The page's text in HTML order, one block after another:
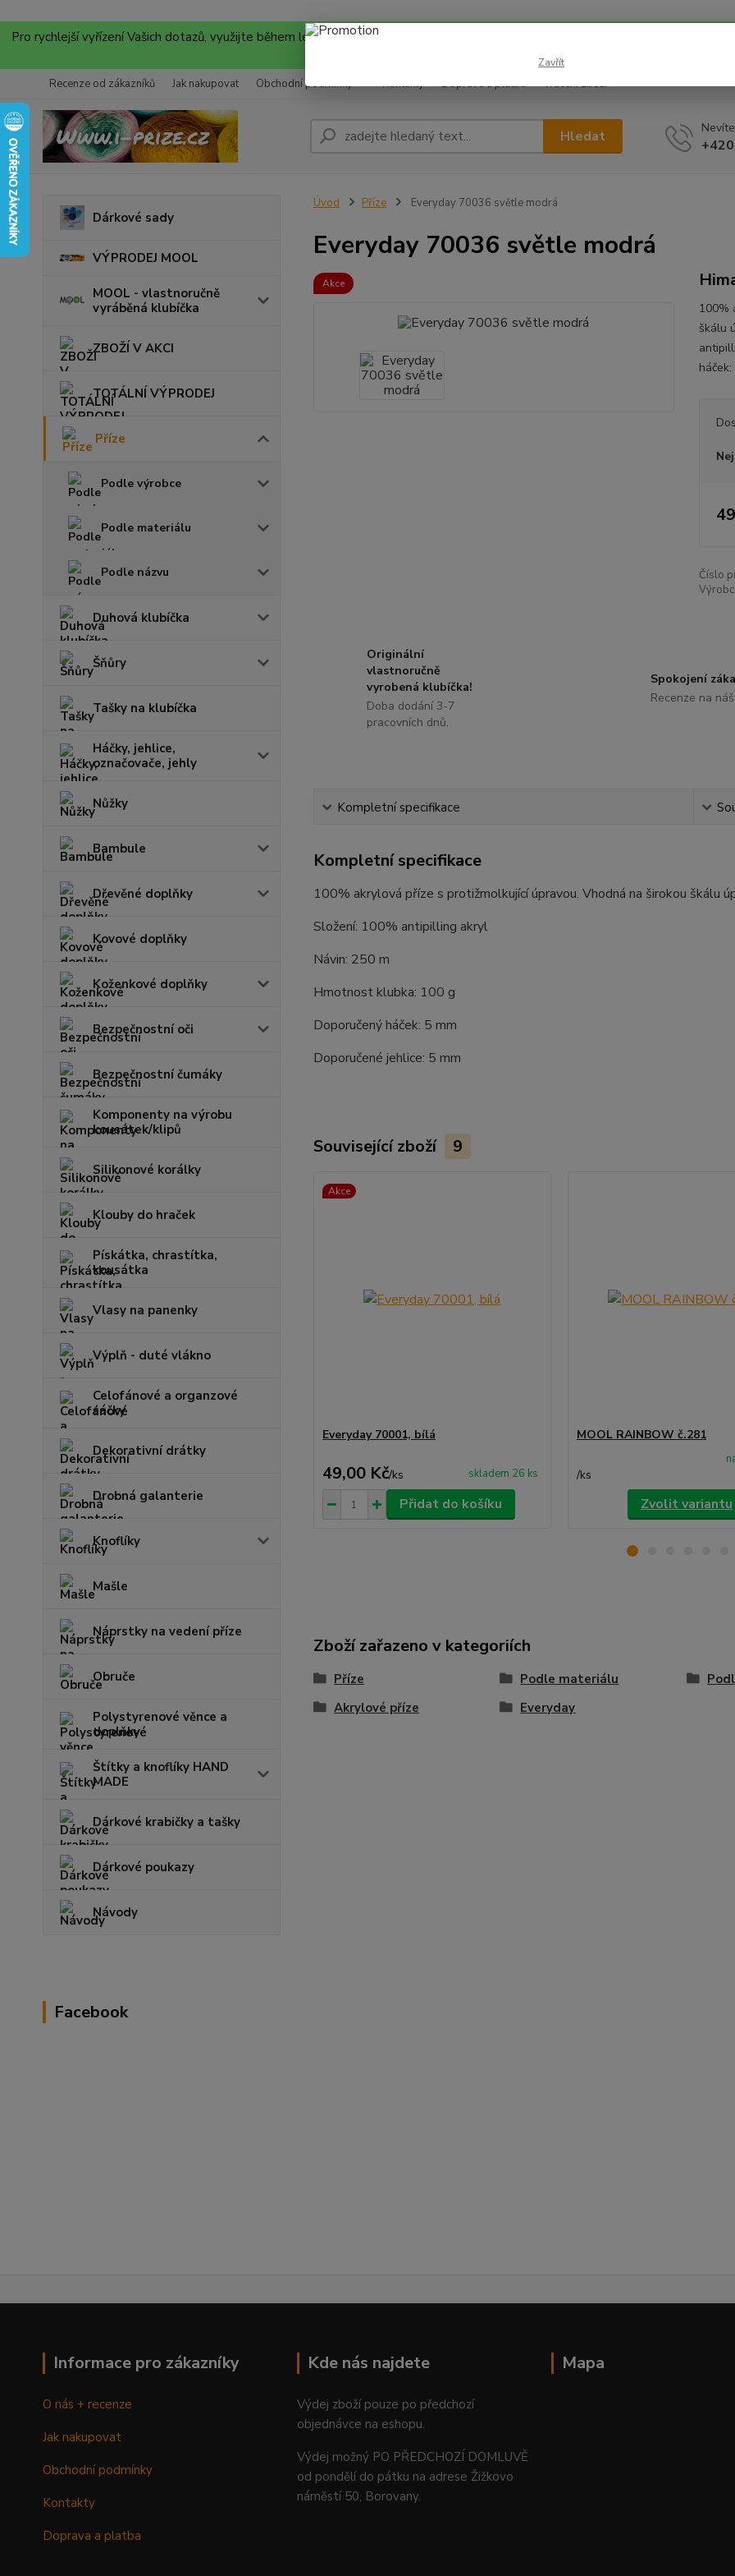
Pro rychlejší vyřízení Vašich dotazů, využijte během letních prázdnin náš email info@i-prize.cz. Děkujeme. !!! POZOR ZMĚNA !!! V
Recenze od zákazníků Jak nakupovat Obchodní podmínky Kontakty Doprava a platba Vrácení zboží
Hledat
Dárkové sady
VÝPRODEJ MOOL
MOOL - vlastnoručně
vyráběná klubíčka
ZBOŽÍ V AKCI
TOTÁLNÍ VÝPRODEJ
Příze
Podle výrobce
Podle materiálu
Podle názvu
Duhová klubíčka
Šňůry
Tašky na klubíčka
Háčky, jehlice,
označovače, jehly
Nůžky
Bambule
Dřevěné doplňky
Kovové doplňky
Koženkové doplňky
Bezpečnostní oči
Bezpečnostní čumáky
Komponenty na výrobu
kousátek/klipů
Silikonové korálky
Klouby do hraček
Pískátka, chrastítka,
kousátka
Vlasy na panenky
Výplň - duté vlákno
Celofánové a organzové
sáčky
Dekorativní drátky
Drobná galanterie
Knoflíky
Mašle
Náprstky na vedení příze
Obruče
Polystyrenové věnce a
doplňky
Štítky a knoflíky HAND
MADE
Dárkové krabičky a tašky
Dárkové poukazy
Návody
Facebook
Úvod Příze Everyday 70036 světle modrá
Everyday 70036 světle modrá
Akce
100%
škálu
Číslo
Originální
vlastnoručně
vyrobená klubíčka!
Doba dodání 3-7
pracovních dnů.
Spokojení
Recenze na
Kompletní specifikace
Kompletní specifikace
100% akrylová příze s protižmolkující úpravou. Vhodná na širokou škálu
Složení: 100% antipilling akryl
Návin: 250 m
Hmotnost klubka: 100 g
Doporučený háček: 5 mm
Doporučené jehlice: 5 mm
Související zboží 9
Akce
Everyday 70001, bílá
49,00 Kč/ks skladem 26 ks
Přidat do košíku
MOOL RAINBOW č.281
/ks
Zvolit variantu
Zboží zařazeno v kategoriích
Příze Podle materiálu
Akrylové příze
Everyday
Informace pro zákazníky
O nás + recenze
Jak nakupovat
Obchodní podmínky
Kontakty
Doprava a platba
Kde nás najdete
Výdej zboží pouze po předchozí
objednávce na eshopu.
Výdej možný PO PŘEDCHOZÍ DOMLUVĚ
od pondělí do pátku na adrese Žižkovo
náměstí 50, Borovany.
Mapa
Zavřít